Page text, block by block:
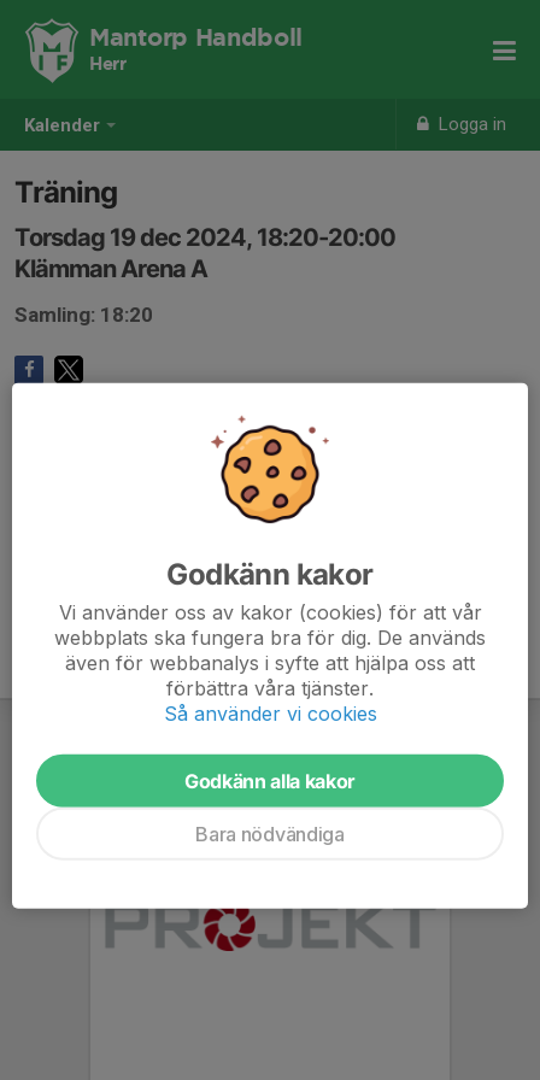
Kalender Logga in
Mantorp Handboll
Herr
Träning
Torsdag 19 dec 2024, 18:20-20:00
Klämman Arena A
Samling: 18:20
Godkänn kakor
Vi använder oss av kakor (cookies) för att vår
webbplats ska fungera bra för dig. De används
även för webbanalys i syfte att hjälpa oss att
förbättra våra tjänster.
Så använder vi cookies
Godkänn alla kakor
Bara nödvändiga